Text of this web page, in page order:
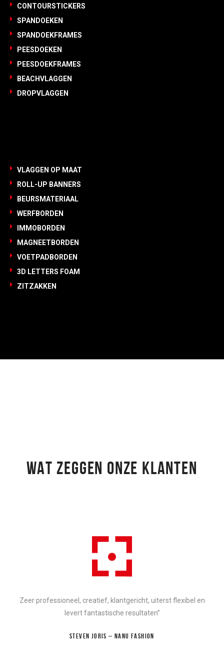
CONTOURSTICKERS
SPANDOEKEN
SPANDOEKFRAMES
PEESDOEKEN
PEESDOEKFRAMES
BEACHVLAGGEN
DROPVLAGGEN
VLAGGEN OP MAAT
ROLL-UP BANNERS
BEURSMATERIAAL
WERFBORDEN
IMMOBORDEN
MAGNEETBORDEN
VOETPADBORDEN
3D LETTERS FOAM
ZITZAKKEN
WAT ZEGGEN ONZE KLANTEN
Zeer professioneel, creatief, klantgericht, uiterst flexibel en
levert fantastische resultaten”
STEVEN JORIS – NANU FASHION